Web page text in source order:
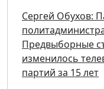
Сергей Обухов:
Предвыборные
изменилось
партий за 15 лет